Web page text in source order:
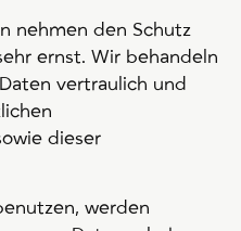
nehmen den Schutz
ernst. Wir behandeln
vertraulich und
dieser
werden